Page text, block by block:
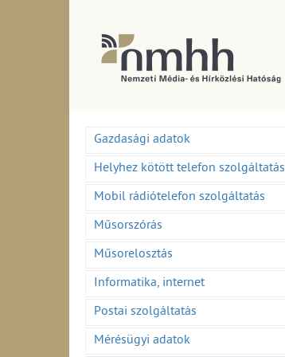
Gazdasági adatok
Helyhez kötött telefon szolgáltatás
Mobil rádiótelefon szolgáltatás
Műsorszórás
Műsorelosztás
Informatika, internet
Postai szolgáltatás
Mérésügyi adatok